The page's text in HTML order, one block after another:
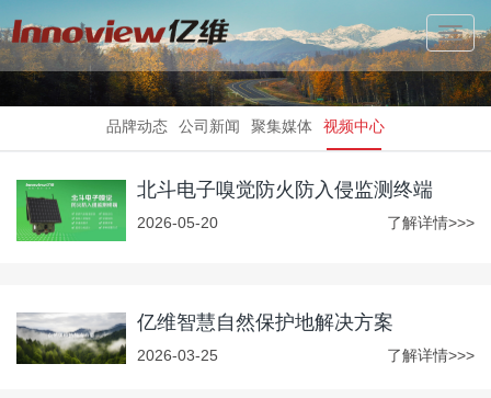
品牌动态 公司新闻 聚集媒体 视频中心
北斗电子嗅觉防火防入侵监测终端
2026-05-20 了解详情>>>
亿维智慧自然保护地解决方案
2026-03-25 了解详情>>>